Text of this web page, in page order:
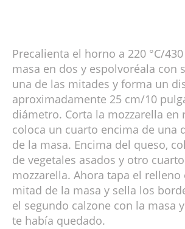
Precalienta el horno a 220 °C/
masa en dos y espolvoréala con
una de las mitades y forma un
aproximadamente 25 cm/10
diámetro. Corta la mozzarella en
coloca un cuarto encima de una
de la masa. Encima del queso,
de vegetales asados y otro
mozzarella. Ahora tapa el relleno
mitad de la masa y sella los
el segundo calzone con la masa
te había quedado.